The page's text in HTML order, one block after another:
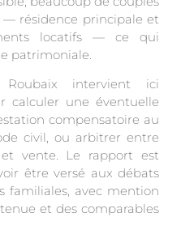
résidence principale et
locatifs — ce qui
patrimoniale.
Roubaix intervient ici
calculer une éventuelle
compensatoire au
civil, ou arbitrer entre
vente. Le rapport est
être versé aux débats
familiales, avec mention
et des comparables